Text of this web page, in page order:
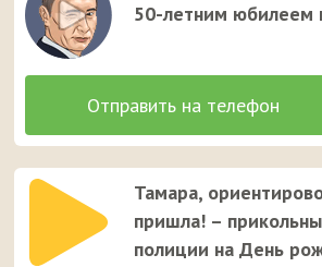
50-летним юбилеем
Тамара,
пришла! –
полиции на День